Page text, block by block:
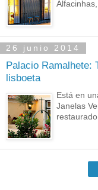
26 junio 2014
Palacio Ramalhete:
lisboeta
Está en
Janelas